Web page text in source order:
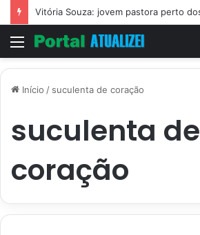
Menu
Início / suculenta de coração
suculenta de
coração